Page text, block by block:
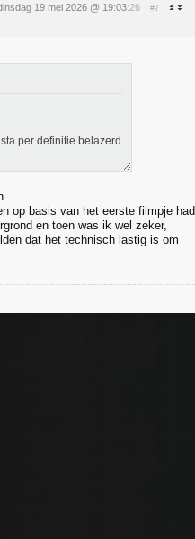
19 mei 2026 @ 19:03:26 #7
per definitie belazerd
op basis van het eerste filmpje had
en toen was ik wel zeker,
dat het technisch lastig is om